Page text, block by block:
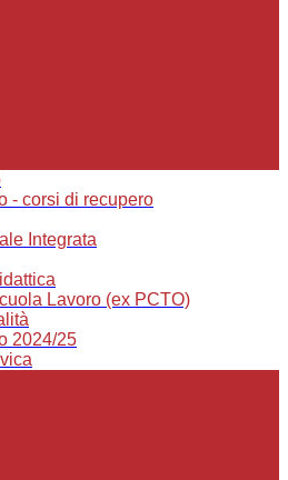
- corsi di recupero
Integrata
Lavoro (ex PCTO)
2024/25